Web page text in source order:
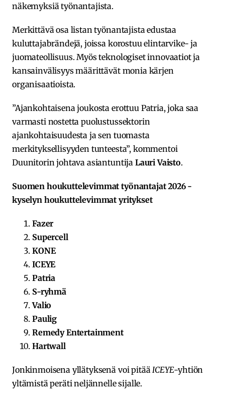
näkemyksiä työnantajista.
Merkittävä osa listan työnantajista edustaa
kuluttajabrändejä, joissa korostuu elintarvike- ja
juomateollisuus. Myös teknologiset innovaatiot ja
kansainvälisyys määrittävät monia kärjen
organisaatioista.
”Ajankohtaisena joukosta erottuu Patria, joka saa
varmasti nostetta puolustussektorin
ajankohtaisuudesta ja sen tuomasta
merkityksellisyyden tunteesta”, kommentoi
Duunitorin johtava asiantuntija Lauri Vaisto.
Suomen houkuttelevimmat työnantajat 2026 -
kyselyn houkuttelevimmat yritykset
Fazer
Supercell
KONE
ICEYE
Patria
S-ryhmä
Valio
Paulig
Remedy Entertainment
Hartwall
Jonkinmoisena yllätyksenä voi pitää ICEYE-yhtiön
yltämistä peräti neljännelle sijalle.